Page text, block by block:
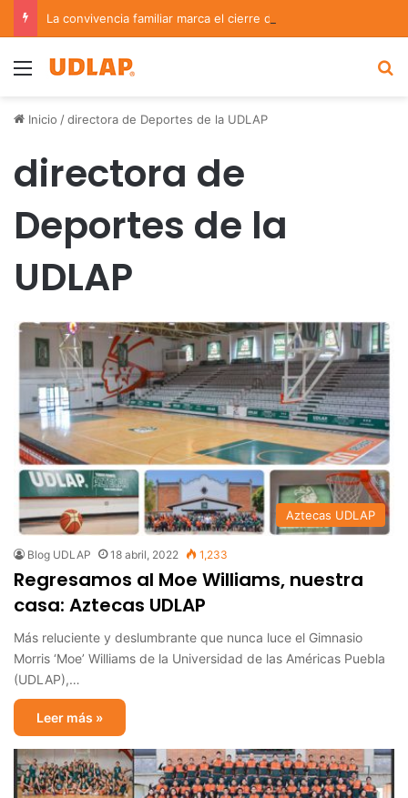
Menu
Inicio /directora de Deportes de la UDLAP
directora de
Deportes de la
UDLAP
Aztecas UDLAP
Blog UDLAP 18 abril, 2022 1,233
Regresamos al Moe Williams, nuestra
casa: Aztecas UDLAP
Más reluciente y deslumbrante que nunca luce el Gimnasio
Morris ‘Moe’ Williams de la Universidad de las Américas Puebla
(UDLAP),…
Leer más »